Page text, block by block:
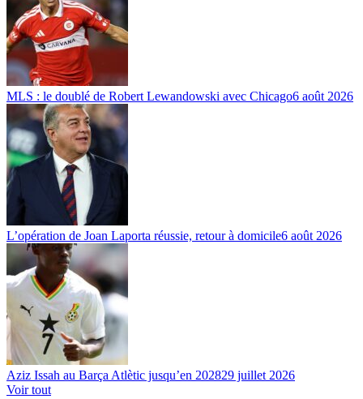
MLS : le doublé de Robert Lewandowski avec Chicago6 août 2026
L’opération de Joan Laporta réussie, retour à domicile6 août 2026
Aziz Issah au Barça Atlètic jusqu’en 202829 juillet 2026
Voir tout